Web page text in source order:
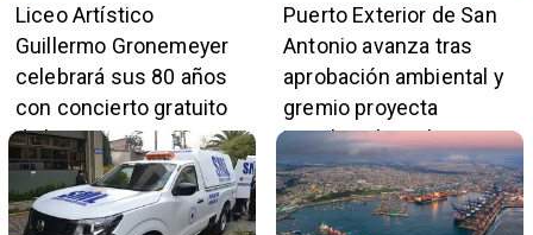
Liceo Artístico
Guillermo Gronemeyer
celebrará sus 80 años
con concierto gratuito
de la Orquesta Marga
Marga
Puerto Exterior de San
Antonio avanza tras
aprobación ambiental y
gremio proyecta
impulso al empleo y
comercio local